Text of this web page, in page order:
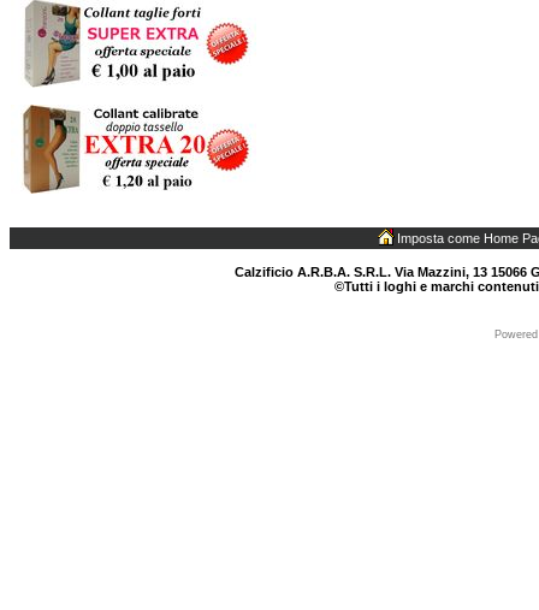
Imposta come Home
Calzificio A.R.B.A. S.R.L. Via Mazzini, 13 15066
©Tutti i loghi e marchi